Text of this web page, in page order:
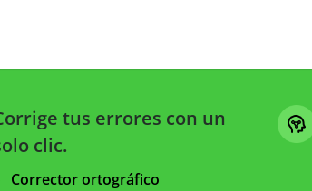
tus errores con un
clic.
Corrector ortográfico